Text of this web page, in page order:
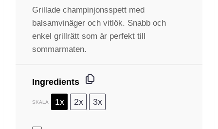
Grillade champinjonsspett med
balsamvinäger och vitlök. Snabb och
enkel grillrätt som är perfekt till
sommarmaten.
Ingredients
SKALA 1x 2x 3x